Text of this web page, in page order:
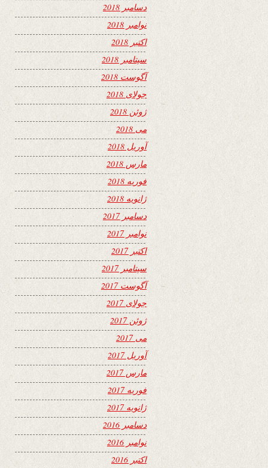
دسامبر 2018
نوامبر 2018
اکتبر 2018
سپتامبر 2018
آگوست 2018
جولای 2018
ژوئن 2018
می 2018
آوریل 2018
مارس 2018
فوریه 2018
ژانویه 2018
دسامبر 2017
نوامبر 2017
اکتبر 2017
سپتامبر 2017
آگوست 2017
جولای 2017
ژوئن 2017
می 2017
آوریل 2017
مارس 2017
فوریه 2017
ژانویه 2017
دسامبر 2016
نوامبر 2016
اکتبر 2016